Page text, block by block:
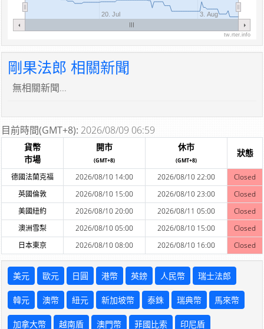
20. Jul 3. Aug
tw.rter.info
剛果法郎 相關新聞
無相關新聞...
目前時間(GMT+8): 2026/08/09 06:59
貨幣
市場
開市
(GMT+8)
休市
(GMT+8)
狀態
德國法蘭克福 2026/08/10 14:00 2026/08/10 22:00
Closed
英國倫敦
2026/08/10 15:00 2026/08/10 23:00
Closed
美國紐約
2026/08/10 20:00 2026/08/11 05:00
Closed
澳洲雪梨
2026/08/10 05:00 2026/08/10 15:00
Closed
日本東京
2026/08/10 08:00 2026/08/10 16:00 Closed
美元 歐元 日圓 港幣 英鎊 人民幣 瑞士法郎
韓元 澳幣 紐元 新加坡幣 泰銖 瑞典幣 馬來幣
加拿大幣 越南盾 澳門幣 菲國比索 印尼盾